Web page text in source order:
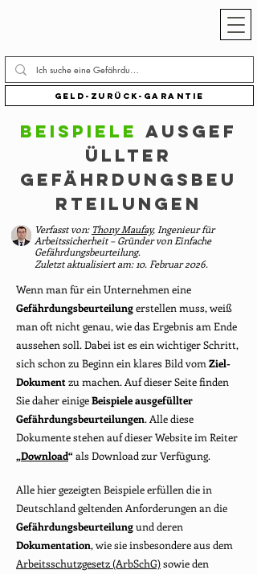
Geld-zurück-Garantie
Beispiele AUSGEF
ÜLLTER
GEFÄHRDUNGSBEU
RTEILUNGEN
Verfasst von: Thony Maufay, Ingenieur für
Arbeitssicherheit – Gründer von Einfache
Gefährdungsbeurteilung.
Zuletzt aktualisiert am: 10. Februar 2026.
Wenn man für ein Unternehmen eine
Gefährdungsbeurteilungerstellen muss, weiß
man oft nicht genau, wie das Ergebnis am Ende
aussehen soll. Dabei ist es ein wichtiger Schritt,
sich schon zu Beginn ein klares Bild vom Ziel-
Dokument zu machen. Auf dieser Seite finden
Sie daher einigeBeispiele ausgefüllter
Gefährdungsbeurteilungen. Alle diese
Dokumente stehen auf dieser Website im Reiter
„Download“ als Download zur Verfügung.
Alle hier gezeigten Beispiele erfüllen die in
Deutschland geltenden Anforderungen an die
Gefährdungsbeurteilungund deren
Dokumentation, wie sie insbesondere aus dem
Arbeitsschutzgesetz (ArbSchG)sowie den